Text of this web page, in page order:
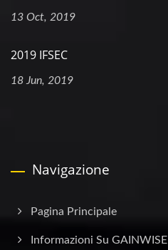
13 Oct, 2019
2019 IFSEC
18 Jun, 2019
Navigazione
Pagina Principale
Informazioni Su GAINWISE